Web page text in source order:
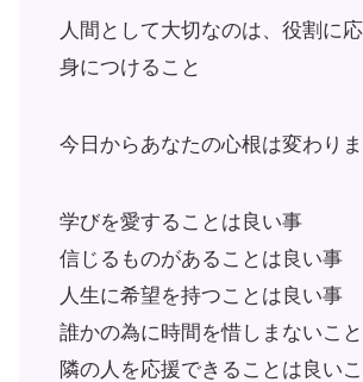
人間として大切なのは、役割に
身につけること
今日からあなたの心根は変わり
学びを愛することは良い事
信じるものがあることは良い事
人生に希望を持つことは良い事
誰かの為に時間を惜しまないこ
隣の人を応援できることは良い